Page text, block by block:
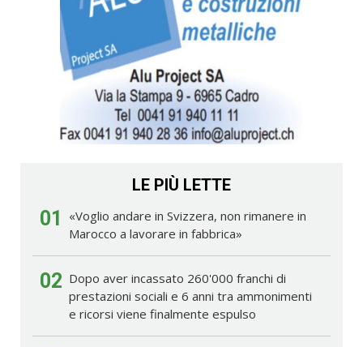
LE PIÙ LETTE
01
«Voglio andare in Svizzera, non rimanere in
Marocco a lavorare in fabbrica»
02 Dopo aver incassato 260'000 franchi di
prestazioni sociali e 6 anni tra ammonimenti
e ricorsi viene finalmente espulso